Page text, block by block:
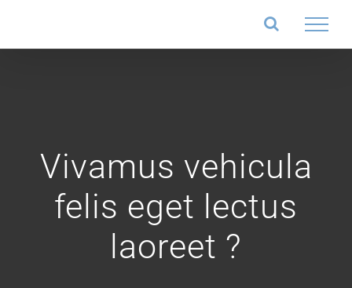
Vivamus vehicula
felis eget lectus
laoreet ?